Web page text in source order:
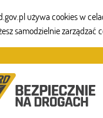
używa cookies w
samodzielnie